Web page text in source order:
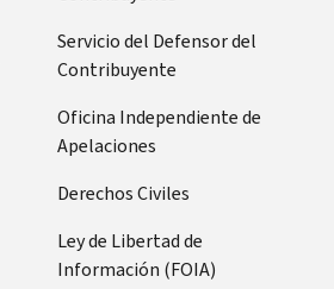
Servicio del Defensor del
Contribuyente
Oficina Independiente de
Apelaciones
Derechos Civiles
Ley de Libertad de
Información (FOIA)